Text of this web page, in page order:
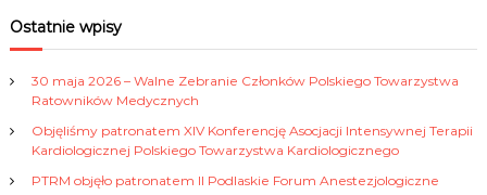
i
g
a
c
r
c
f
r
Ostatnie wpisy
30 maja 2026 – Walne Zebranie Członków Polskiego Towarzystwa
Ratowników Medycznych
Objęliśmy patronatem XIV Konferencję Asocjacji Intensywnej Terapii
Kardiologicznej Polskiego Towarzystwa Kardiologicznego
PTRM objęło patronatem II Podlaskie Forum Anestezjologiczne